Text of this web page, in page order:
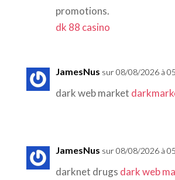
promotions.
dk 88 casino
JamesNus sur 08/08/2026 à
dark web market
JamesNus sur 08/08/2026 à
darknet drugs dark web